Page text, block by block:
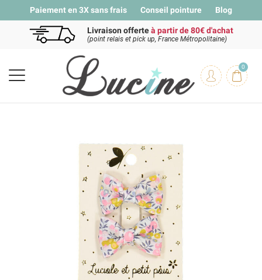
Paiement en 3X sans frais Conseil pointure Blog
Livraison offerteà partir de 80€ d'achat
(point relais et pick up, France Métropolitaine)
0